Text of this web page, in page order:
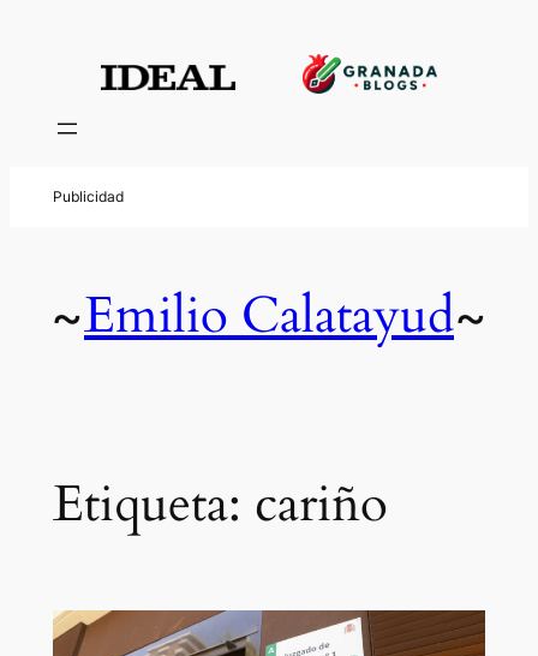
contenido
~Emilio Calatayud~
Etiqueta: cariño